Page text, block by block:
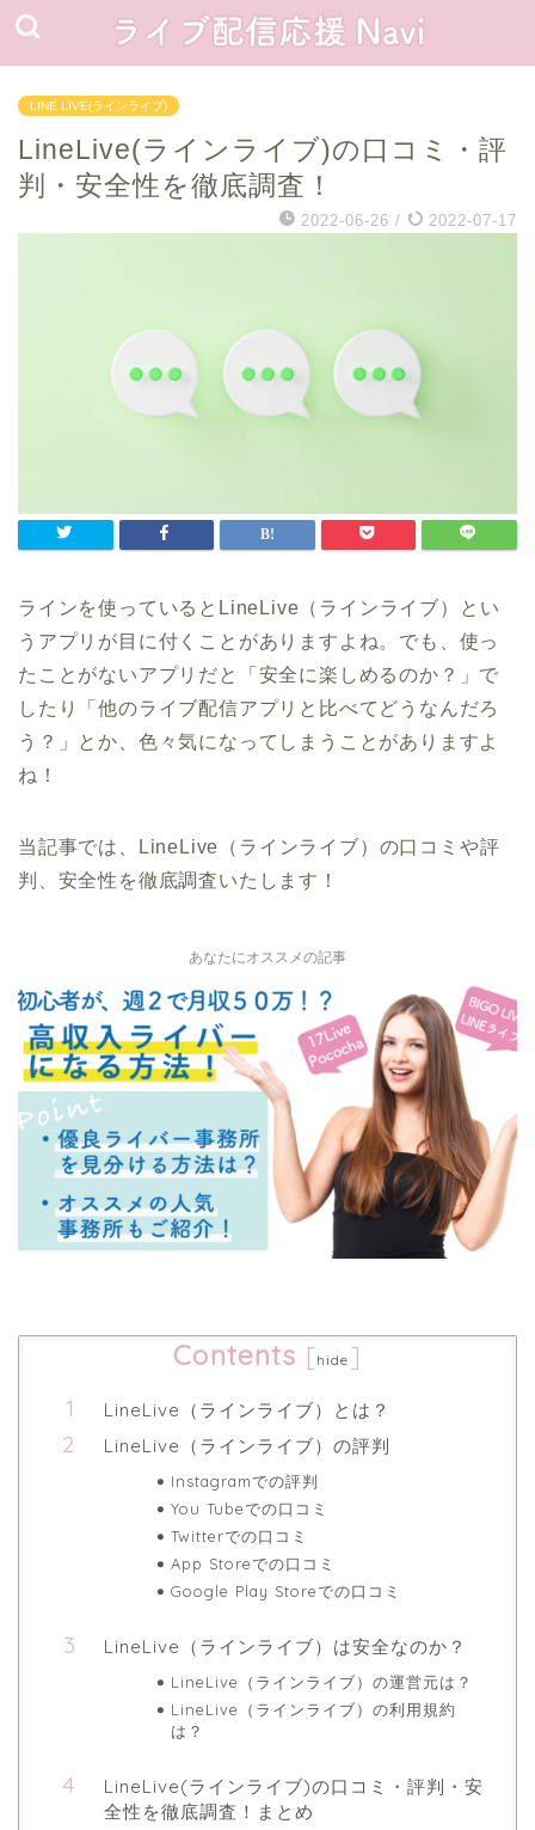
LINE LIVE(ラインライブ)
LineLive(ラインライブ)の口コミ・評
判・安全性を徹底調査！
2022-06-26 / 2022-07-17
ラインを使っているとLineLive（ラインライブ）とい
うアプリが目に付くことがありますよね。でも、使っ
たことがないアプリだと「安全に楽しめるのか？」で
したり「他のライブ配信アプリと比べてどうなんだろ
う？」とか、色々気になってしまうことがありますよ
ね！
当記事では、LineLive（ラインライブ）の口コミや評
判、安全性を徹底調査いたします！
あなたにオススメの記事
Contents [hide ]
LineLive（ラインライブ）とは？
LineLive（ラインライブ）の評判
Instagramでの評判
You Tubeでの口コミ
Twitterでの口コミ
App Storeでの口コミ
Google Play Storeでの口コミ
LineLive（ラインライブ）は安全なのか？
LineLive（ラインライブ）の運営元は？
LineLive（ラインライブ）の利用規約
は？
LineLive(ラインライブ)の口コミ・評判・安
全性を徹底調査！まとめ